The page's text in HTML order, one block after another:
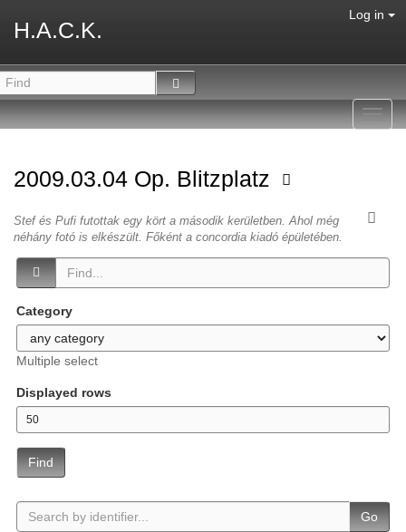
H.A.C.K.
Log in
2009.03.04 Op. Blitzplatz
Stef és Pufi futottak egy kört a második kerületben. Ahol még
néhány fotó is elkészült. Főként a concordia kiadó épületében.
Category
Multiple select
Displayed rows
Find
Go